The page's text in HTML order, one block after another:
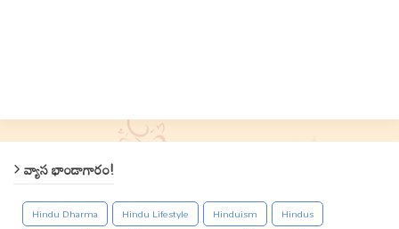
వ్యాస భాండాగారం!
Hindu Dharma Hindu Lifestyle Hinduism
Hindus